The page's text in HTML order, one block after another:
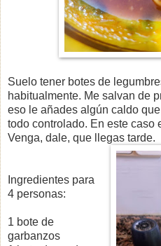
Suelo tener botes de
habitualmente. Me salvan de
eso le añades algún caldo
todo controlado. En este caso
Venga, dale, que llegas tarde.
Ingredientes para
4 personas:
1 bote de
garbanzos